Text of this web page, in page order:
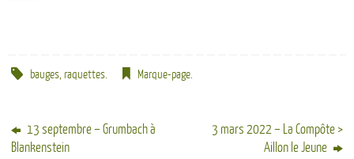
bauges,raquettes. Marque-page.
13 septembre – Grumbach à
Blankenstein
3 mars 2022 – La Compôte >
Aillon le Jeune